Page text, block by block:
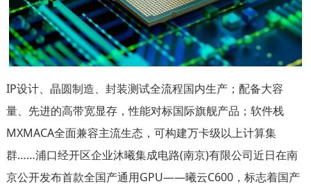
IP设计、晶圆制造、封装测试全流程国内生产；配备大容
量、先进的高带宽显存，性能对标国际旗舰产品；软件栈
MXMACA全面兼容主流生态，可构建万卡级以上计算集
群……浦口经开区企业沐曦集成电路(南京)有限公司近日在南
京公开发布首款全国产通用GPU——曦云C600，标志着国产